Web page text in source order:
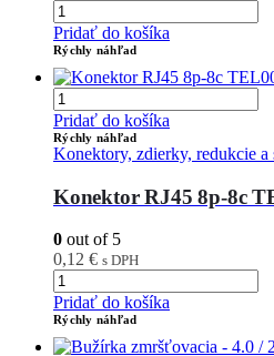
Pridať do košíka
Rýchly náhľad
Pridať do košíka
Rýchly náhľad
Konektory, zdierky, redukcie a
Konektor RJ45 8p-8c
0 out of 5
0,12 € s DPH
Pridať do košíka
Rýchly náhľad